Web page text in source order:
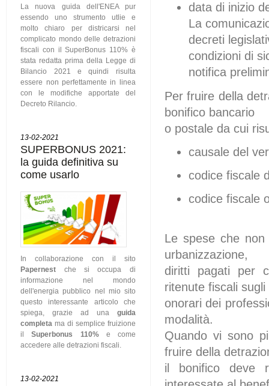
La nuova guida dell'ENEA pur
essendo uno strumento utlie e
molto chiaro per districarsi nel
complicato mondo delle detrazioni
fiscali con il SuperBonus 110% è
stata redatta prima della Legge di
Bilancio 2021 e quindi risulta
essere non perfettamente in linea
con le modifiche apportate del
Decreto Rilancio.
13-02-2021
SUPERBONUS 2021:
la guida definitiva su
come usarlo
In collaborazione con il sito
Papernest che si occupa di
informazione nel mondo
dell'energia pubblico nel mio sito
questo interessante articolo che
spiega, grazie ad una guida
completa ma di semplice fruizione
ilSuperbonus 110%e come
accedere alle detrazioni fiscali.
13-02-2021
data di inizio
La
decreti
condizioni di
notifica
Per fruire della
bonifico bancario
o postale da cui
causale del
codice fiscale
codice fiscale
Le spese che
urbanizzazione,
diritti pagati per
ritenute fiscali sugli
onorari dei
modalità.
Quando vi sono
fruire della
il bonifico deve